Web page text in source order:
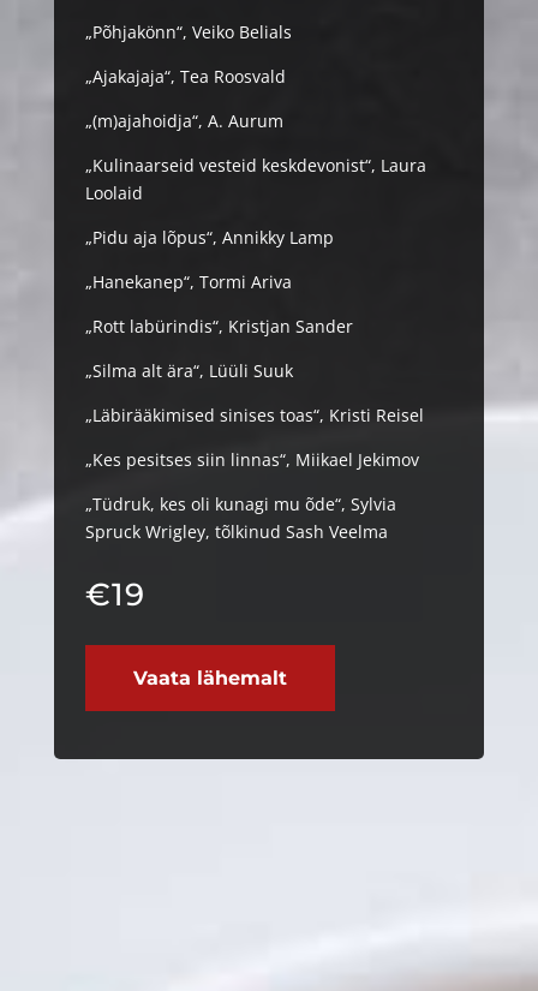
„Põhjakönn“, Veiko Belials
„Ajakajaja“, Tea Roosvald
„(m)ajahoidja“, A. Aurum
„Kulinaarseid vesteid keskdevonist“, Laura
Loolaid
„Pidu aja lõpus“, Annikky Lamp
„Hanekanep“, Tormi Ariva
„Rott labürindis“, Kristjan Sander
„Silma alt ära“, Lüüli Suuk
„Läbirääkimised sinises toas“, Kristi Reisel
„Kes pesitses siin linnas“, Miikael Jekimov
„Tüdruk, kes oli kunagi mu õde“, Sylvia
Spruck Wrigley, tõlkinud Sash Veelma
€19
Vaata lähemalt